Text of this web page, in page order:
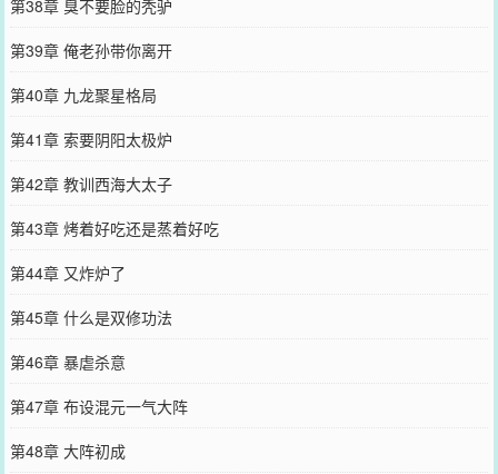
第38章 臭不要脸的秃驴
第39章 俺老孙带你离开
第40章 九龙聚星格局
第41章 索要阴阳太极炉
第42章 教训西海大太子
第43章 烤着好吃还是蒸着好吃
第44章 又炸炉了
第45章 什么是双修功法
第46章 暴虐杀意
第47章 布设混元一气大阵
第48章 大阵初成